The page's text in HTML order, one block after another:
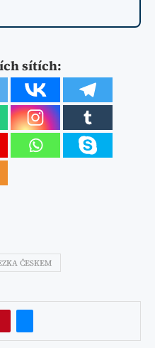
sítích:
ČESKEM